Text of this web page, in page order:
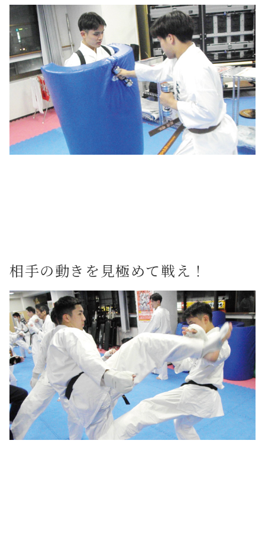
相手の動きを見極めて戦え！